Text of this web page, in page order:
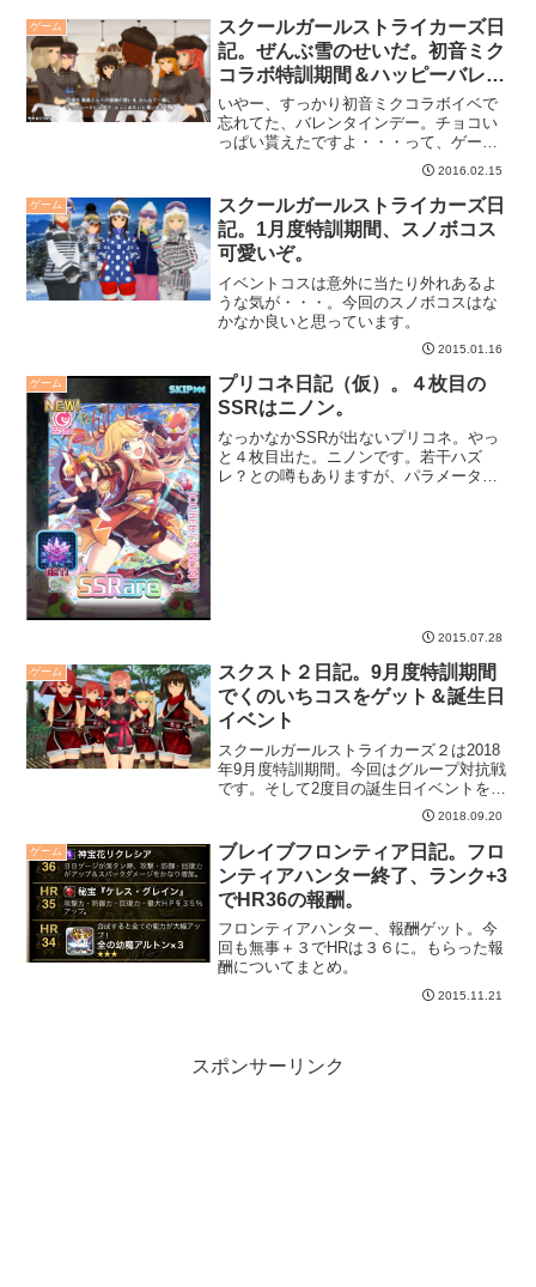
ゲーム
スクールガールストライカーズ日
記。ぜんぶ雪のせいだ。初音ミク
コラボ特訓期間＆ハッピーバレン
タイン。
いやー、すっかり初音ミクコラボイベで
忘れてた、バレンタインデー。チョコい
っぱい貰えたですよ・・・って、ゲーム
2016.02.15
ゲーム
スクールガールストライカーズ日
記。1月度特訓期間、スノボコス
可愛いぞ。
イベントコスは意外に当たり外れあるよ
うな気が・・・。今回のスノボコスはな
かなか良いと思っています。
2015.01.16
ゲーム
プリコネ日記（仮）。４枚目の
SSRはニノン。
なっかなかSSRが出ないプリコネ。やっ
と４枚目出た。ニノンです。若干ハズ
レ？との噂もありますが、パラメータは
2015.07.28
ゲーム
スクスト２日記。9月度特訓期間
でくのいちコスをゲット＆誕生日
イベント
スクールガールストライカーズ２は2018
年9月度特訓期間。今回はグループ対抗戦
です。そして2度目の誕生日イベントを迎
2018.09.20
ゲーム
ブレイブフロンティア日記。フロ
ンティアハンター終了、ランク+3
でHR36の報酬。
フロンティアハンター、報酬ゲット。今
回も無事＋３でHRは３６に。もらった報
酬についてまとめ。
2015.11.21
スポンサーリンク